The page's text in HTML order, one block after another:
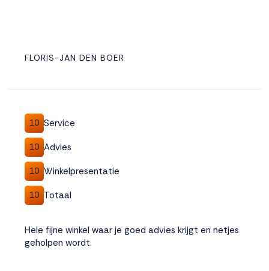
FLORIS-JAN DEN BOER
10 Service
10 Advies
10 Winkelpresentatie
10 Totaal
Hele fijne winkel waar je goed advies krijgt en netjes
geholpen wordt.